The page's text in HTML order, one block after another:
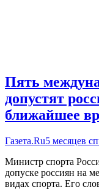
Пять
допустят
ближайшее
Газета.Ru5 месяцев
Министр спорта
допуске россиян на
видах спорта. Его